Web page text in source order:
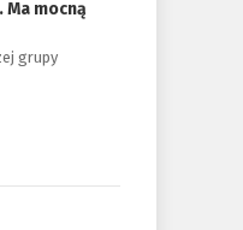
mocną
grupy